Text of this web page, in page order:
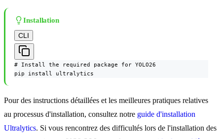
Installation
CLI
# Install the required package for YOLO26
pip install ultralytics
Pour des instructions détaillées et les meilleures pratiques relatives
au processus d'installation, consultez notre guide d'installation
Ultralytics. Si vous rencontrez des difficultés lors de l'installation des